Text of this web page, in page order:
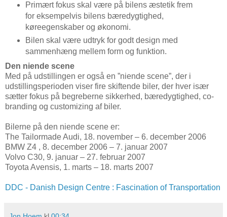
Primært fokus skal være på bilens æstetik frem
for eksempelvis bilens bæredygtighed,
køreegenskaber og økonomi.
Bilen skal være udtryk for godt design med
sammenhæng mellem form og funktion.
Den niende scene
Med på udstillingen er også en ”niende scene”, der i
udstillingsperioden viser fire skiftende biler, der hver især
sætter fokus på begreberne sikkerhed, bæredygtighed, co-
branding og customizing af biler.
Bilerne på den niende scene er:
The Tailormade Audi, 18. november – 6. december 2006
BMW Z4 , 8. december 2006 – 7. januar 2007
Volvo C30, 9. januar – 27. februar 2007
Toyota Avensis, 1. marts – 18. marts 2007
DDC - Danish Design Centre : Fascination of Transportation